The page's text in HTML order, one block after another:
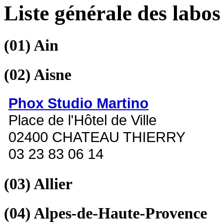
Liste générale des
(01)Ain
(02)Aisne
Phox Studio Martino
Place de l'Hôtel de Ville
02400 CHATEAU THIERRY
03 23 83 06 14
(03)Allier
(04)Alpes-de-Haute-Provence